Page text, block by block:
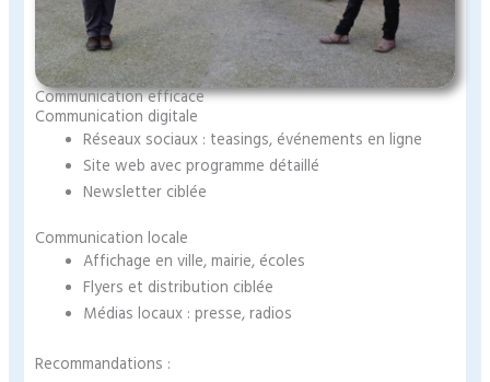
Communication efficace
Communication digitale
Réseaux sociaux : teasings, événements en ligne
Site web avec programme détaillé
Newsletter ciblée
Communication locale
Affichage en ville, mairie, écoles
Flyers et distribution ciblée
Médias locaux : presse, radios
Recommandations :